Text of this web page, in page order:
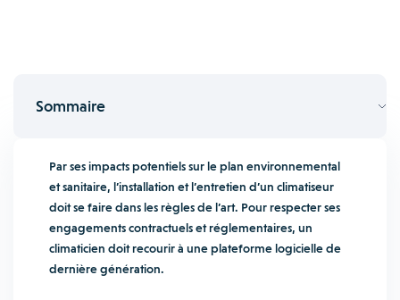
Sommaire
Par ses impacts potentiels sur le plan environnemental
et sanitaire, l’installation et l’entretien d’un climatiseur
doit se faire dans les règles de l’art. Pour respecter ses
engagements contractuels et réglementaires, un
climaticien doit recourir à une plateforme logicielle de
dernière génération.